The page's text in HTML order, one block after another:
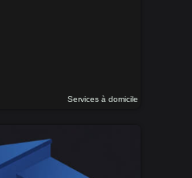
Services à domicile